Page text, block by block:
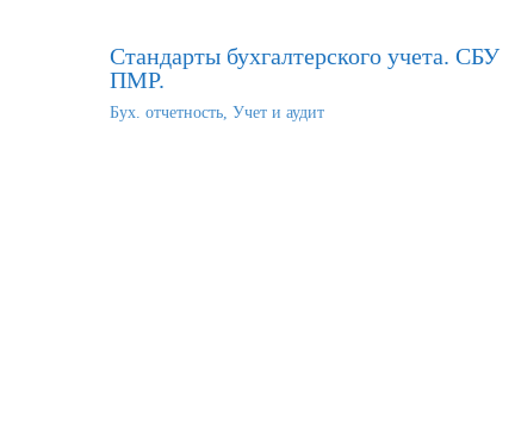
Стандарты бухгалтерского учета. СБУ
ПМР.
Бух. отчетность Учет и аудит